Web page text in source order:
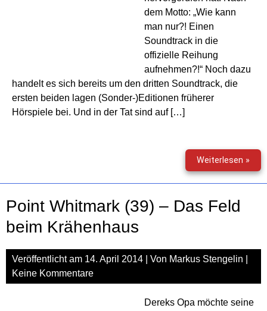
dem Motto: „Wie kann
man nur?! Einen
Soundtrack in die
offizielle Reihung
aufnehmen?!“ Noch dazu
handelt es sich bereits um den dritten Soundtrack, die
ersten beiden lagen (Sonder-)Editionen früherer
Hörspiele bei. Und in der Tat sind auf […]
Weiterlesen »
(40)
Point Whitmark (39) – Das Feld
beim Krähenhaus
Veröffentlicht am 14. April 2014 | Von Markus Stengelin
Keine Kommentare
Dereks Opa möchte seine